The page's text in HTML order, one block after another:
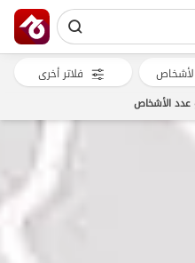
فلاتر أخرى
عدد الأشخاص